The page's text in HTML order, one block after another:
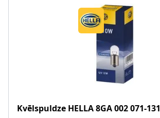
Kvēlspuldze HELLA8GA 002 071-131